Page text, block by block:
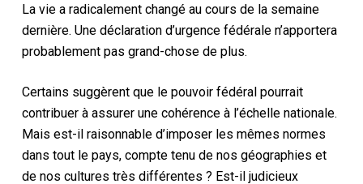
La vie a radicalement changé au cours de la semaine
dernière. Une déclaration d’urgence fédérale n’apportera
probablement pas grand-chose de plus.
Certains suggèrent que le pouvoir fédéral pourrait
contribuer à assurer une cohérence à l’échelle nationale.
Mais est-il raisonnable d’imposer les mêmes normes
dans tout le pays, compte tenu de nos géographies et
de nos cultures très différentes ? Est-il judicieux